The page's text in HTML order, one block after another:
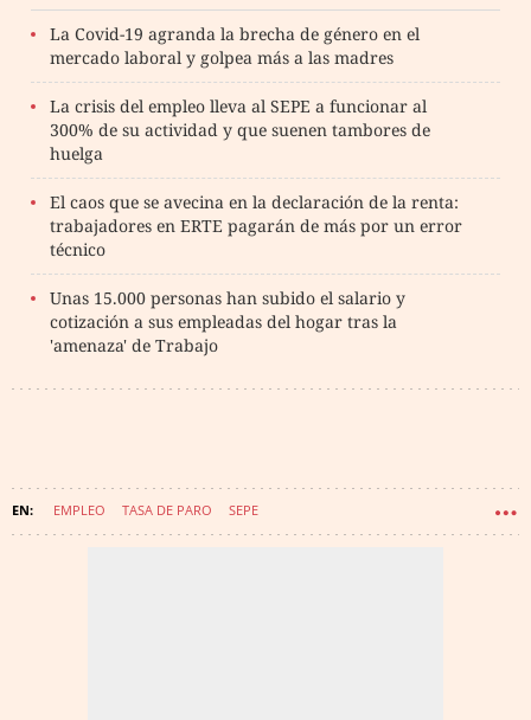
La Covid-19 agranda la brecha de género en el
mercado laboral y golpea más a las madres
La crisis del empleo lleva al SEPE a funcionar al
300% de su actividad y que suenen tambores de
huelga
El caos que se avecina en la declaración de la renta:
trabajadores en ERTE pagarán de más por un error
técnico
Unas 15.000 personas han subido el salario y
cotización a sus empleadas del hogar tras la
'amenaza' de Trabajo
EMPLEO TASA DE PARO SEPE